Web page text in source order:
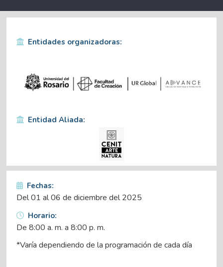
Entidades organizadoras:
Entidad Aliada:
Fechas:
Del 01 al 06 de diciembre del 2025
Horario:
De 8:00 a. m. a 8:00 p. m.
*Varía dependiendo de la programación de cada día